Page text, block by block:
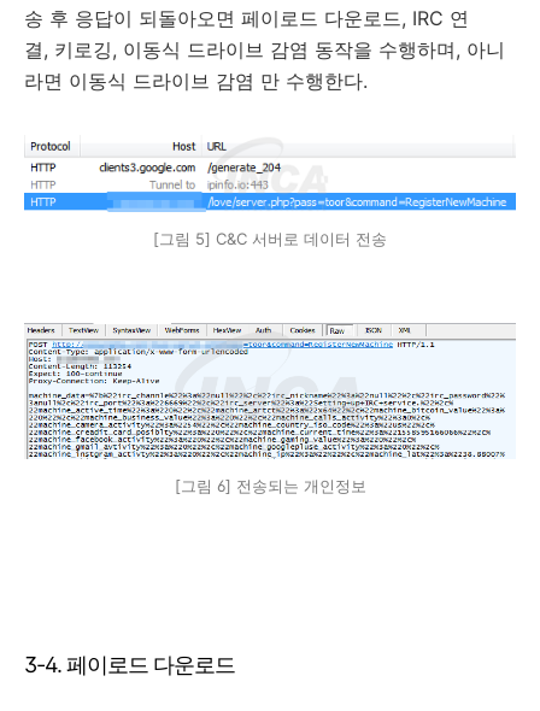
송 후 응답이 되돌아오면 페이로드 다운로드, IRC 연
결, 키로깅, 이동식 드라이브 감염 동작을 수행하며, 아니
라면 이동식 드라이브 감염 만 수행한다.
[그림 5] C&C 서버로 데이터 전송
[그림 6] 전송되는 개인정보
3-4. 페이로드 다운로드